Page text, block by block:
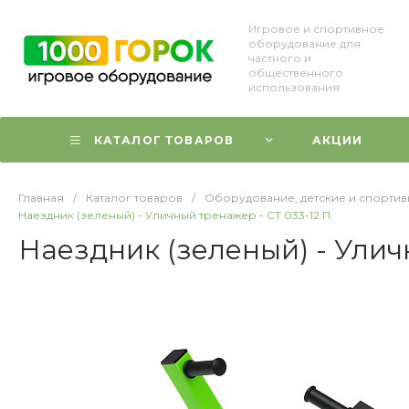
Игровое и спортивное
оборудование для
частного и
общественного
использования
КАТАЛОГ ТОВАРОВ АКЦИИ
Главная / Каталог товаров /
Оборудование, детские и
Наездник (зеленый) - Уличный тренажер - СТ 033-12.П
Наездник (зеленый) -